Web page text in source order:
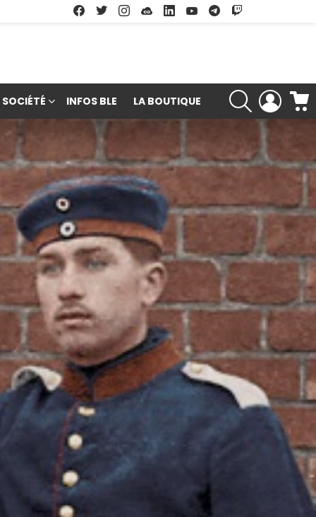
Facebook
TwitterInstagramSoundcloud
LinkedinYoutubeGoogle Play
SOCIÉTÉ INFOS BLE LA BOUTIQUE
RECHERCHE
LOGIN